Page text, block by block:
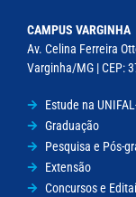
CAMPUS VARGINHA
Av. Celina Ferreira
Varginha/MG | CEP:
Estude na
Graduação
Pesquisa e Pós-
Extensão
Concursos e